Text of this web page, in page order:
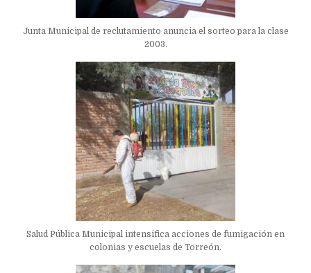
Junta Municipal de reclutamiento anuncia el sorteo para la clase
2003.
Salud Pública Municipal intensifica acciones de fumigación en
colonias y escuelas de Torreón.